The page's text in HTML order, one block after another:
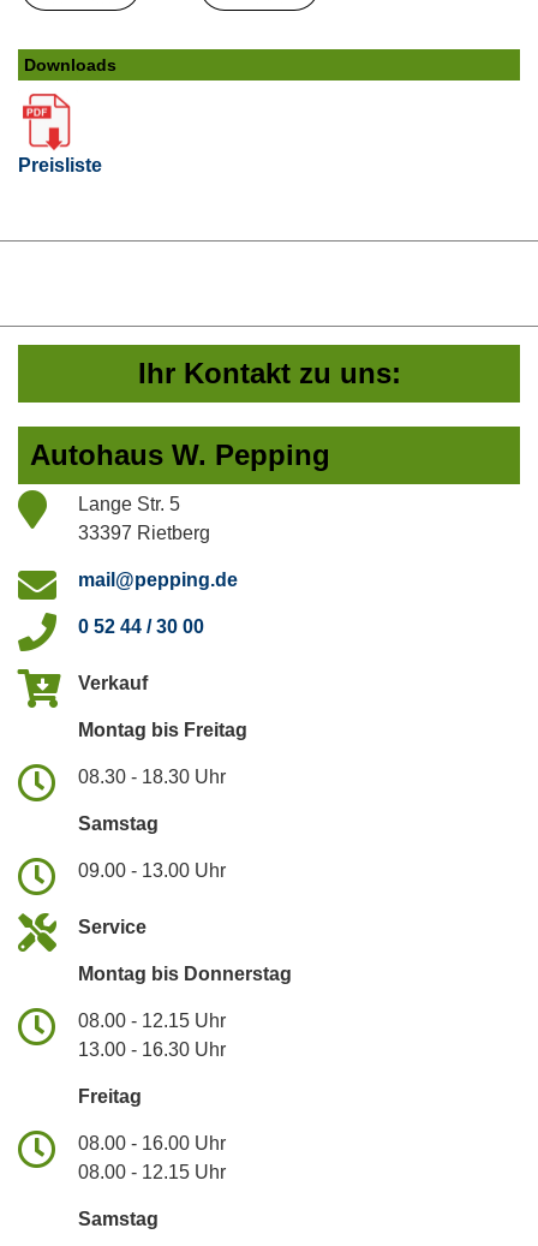
Downloads
Preisliste
Ihr Kontakt zu uns:
Autohaus W. Pepping
Lange Str. 5
33397 Rietberg
mail@pepping.de
0 52 44 / 30 00
Verkauf
Montag bis Freitag
08.30 - 18.30 Uhr
Samstag
09.00 - 13.00 Uhr
Service
Montag bis Donnerstag
08.00 - 12.15 Uhr
13.00 - 16.30 Uhr
Freitag
08.00 - 16.00 Uhr
08.00 - 12.15 Uhr
Samstag